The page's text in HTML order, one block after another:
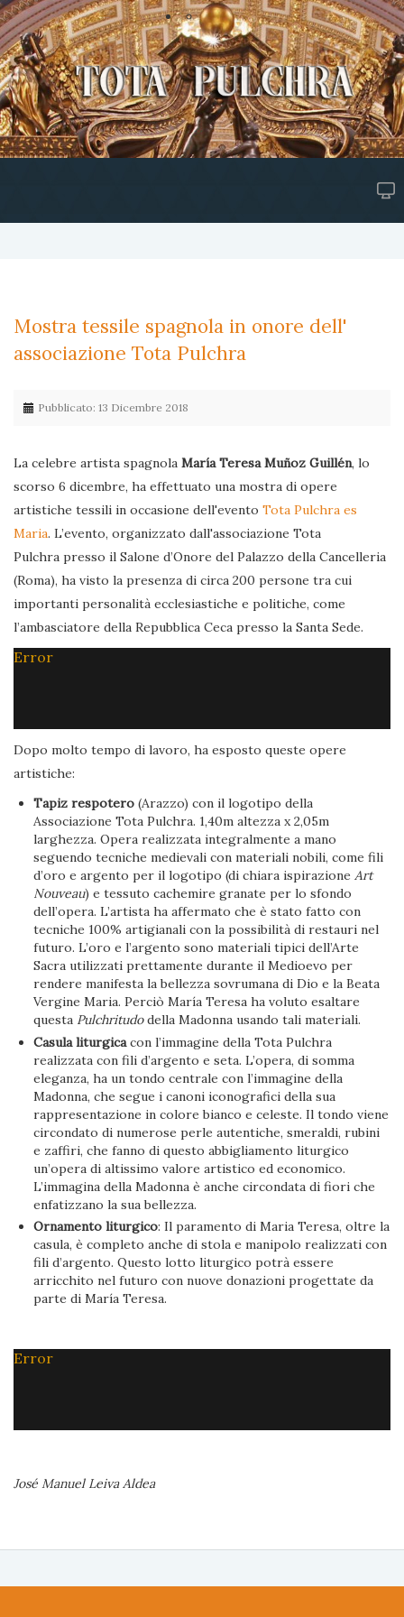
Mostra tessile spagnola in onore dell'
associazione Tota Pulchra
Pubblicato: 13 Dicembre 2018
La celebre artista spagnola María Teresa Muñoz Guillén, lo
scorso 6 dicembre, ha effettuato una mostra di opere
artistiche tessili in occasione dell'evento Tota Pulchra es
Maria. L’evento, organizzato dall'associazione Tota
Pulchra presso il Salone d’Onore del Palazzo della Cancelleria
(Roma), ha visto la presenza di circa 200 persone tra cui
importanti personalità ecclesiastiche e politiche, come
l’ambasciatore della Repubblica Ceca presso la Santa Sede.
Error
Dopo molto tempo di lavoro, ha esposto queste opere
artistiche:
Tapiz respotero (Arazzo) con il logotipo della
Associazione Tota Pulchra. 1,40m altezza x 2,05m
larghezza. Opera realizzata integralmente a mano
seguendo tecniche medievali con materiali nobili, come fili
d’oro e argento per il logotipo (di chiara ispirazioneArt
Nouveau) e tessuto cachemire granate per lo sfondo
dell’opera. L’artista ha affermato che è stato fatto con
tecniche 100% artigianali con la possibilità di restauri nel
futuro. L’oro e l’argento sono materiali tipici dell’Arte
Sacra utilizzati prettamente durante il Medioevo per
rendere manifesta la bellezza sovrumana di Dio e la Beata
Vergine Maria. Perciò María Teresa ha voluto esaltare
questa Pulchritudodella Madonna usando tali materiali.
Casula liturgicacon l’immagine della Tota Pulchra
realizzata con fili d’argento e seta. L’opera, di somma
eleganza, ha un tondo centrale con l’immagine della
Madonna, che segue i canoni iconografici della sua
rappresentazione in colore bianco e celeste. Il tondo viene
circondato di numerose perle autentiche, smeraldi, rubini
e zaffiri, che fanno di questo abbigliamento liturgico
un’opera di altissimo valore artistico ed economico.
L’immagina della Madonna è anche circondata di fiori che
enfatizzano la sua bellezza.
Ornamento liturgico: Il paramento di Maria Teresa, oltre la
casula, è completo anche di stola e manipolo realizzati con
fili d’argento. Questo lotto liturgico potrà essere
arricchito nel futuro con nuove donazioni progettate da
parte di María Teresa.
Error
José Manuel Leiva Aldea